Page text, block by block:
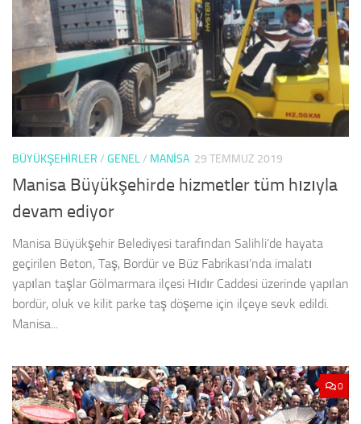
BÜYÜKŞEHİRLER / GENEL/ MANISA 29 TEMMUZ 2019
Manisa Büyükşehirde hizmetler tüm hızıyla
devam ediyor
Manisa Büyükşehir Belediyesi tarafından Salihli’de hayata
geçirilen Beton, Taş, Bordür ve Büz Fabrikası’nda imalatı
yapılan taşlar Gölmarmara ilçesi Hıdır Caddesi üzerinde yapılan
bordür, oluk ve kilit parke taş döşeme için ilçeye sevk edildi.
Manisa...
0